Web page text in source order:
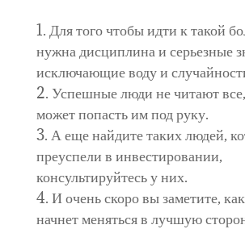
Для того чтобы идти к такой
нужна дисциплина и серьезные
исключающие воду и
Успешные люди не читают
может попасть им под руку.
А еще найдите таких людей,
преуспели в инвестировании,
консультируйтесь у них.
И очень скоро вы заметите,
начнет меняться в лучшую